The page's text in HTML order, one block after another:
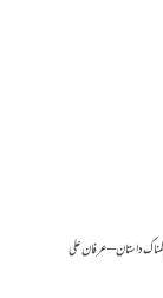
داستان – عرفان علی